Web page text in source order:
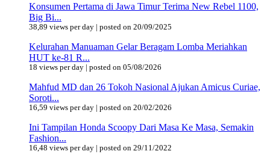
Konsumen Pertama di Jawa Timur Terima New Rebel 1100,
Big Bi...
38,89 views per day | posted on 20/09/2025
Kelurahan Manuaman Gelar Beragam Lomba Meriahkan
HUT ke-81 R...
18 views per day | posted on 05/08/2026
Mahfud MD dan 26 Tokoh Nasional Ajukan Amicus Curiae,
Soroti...
16,59 views per day | posted on 20/02/2026
Ini Tampilan Honda Scoopy Dari Masa Ke Masa, Semakin
Fashion...
16,48 views per day | posted on 29/11/2022